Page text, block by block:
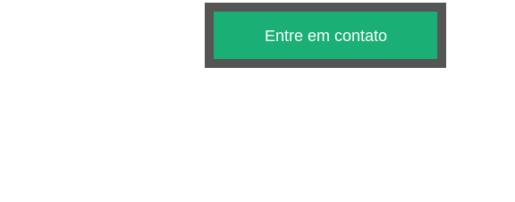
Entre em contato